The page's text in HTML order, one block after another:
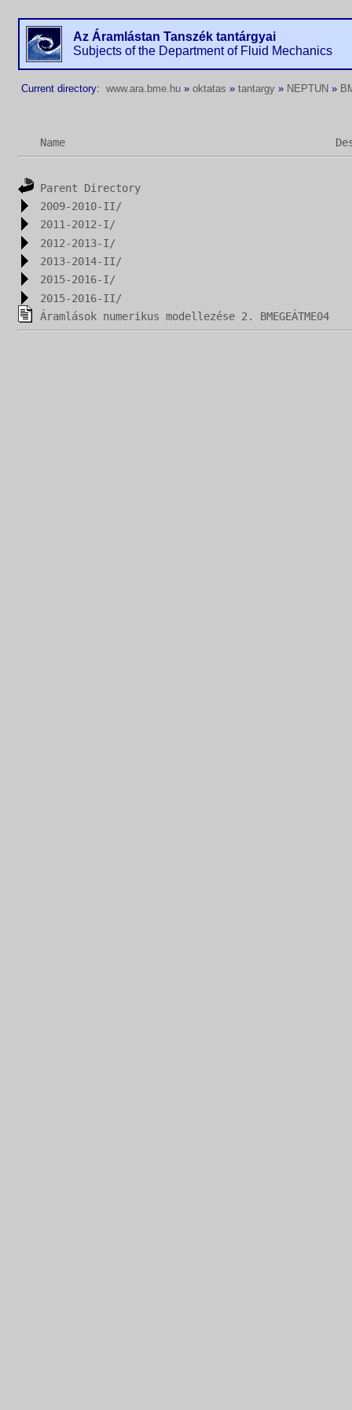
Az Áramlástan Tanszék tantárgyai
Subjects of the Department of Fluid Mechanics
Current directory: www.ara.bme.hu » oktatas » tantargy » NEPTUN »
Name
Parent Directory
2009-2010-II/
2011-2012-I/
2012-2013-I/
2013-2014-II/
2015-2016-I/
2015-2016-II/
Áramlások numerikus modellezése 2. BMEGEÁTME04